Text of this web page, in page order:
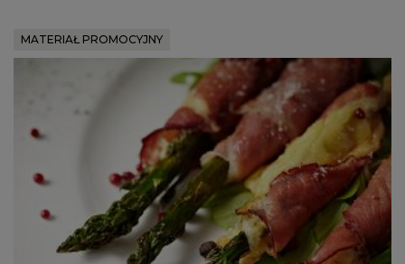
TRÓJMIASTO
WAŁBRZYCH
WARSZAWA
WROCŁAW
MATERIAŁ PROMOCYJNY